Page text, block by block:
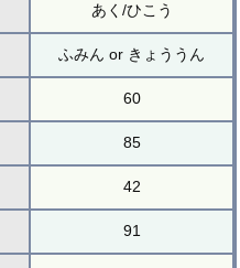
あく/ひこう
ふみん or きょううん
60
85
42
91